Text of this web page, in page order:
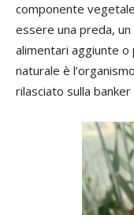
componente
essere una preda,
alimentari aggiunte
naturale è
rilasciato sulla banker